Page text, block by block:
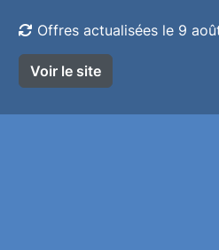
Offres actualisées le 9
Voir le site